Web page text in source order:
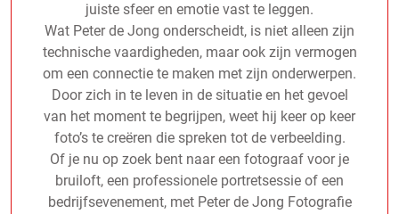
juiste sfeer en emotie vast te leggen.
Wat Peter de Jong onderscheidt, is niet alleen zijn
technische vaardigheden, maar ook zijn vermogen
om een connectie te maken met zijn onderwerpen.
Door zich in te leven in de situatie en het gevoel
van het moment te begrijpen, weet hij keer op keer
foto’s te creëren die spreken tot de verbeelding.
Of je nu op zoek bent naar een fotograaf voor je
bruiloft, een professionele portretsessie of een
bedrijfsevenement, met Peter de Jong Fotografie